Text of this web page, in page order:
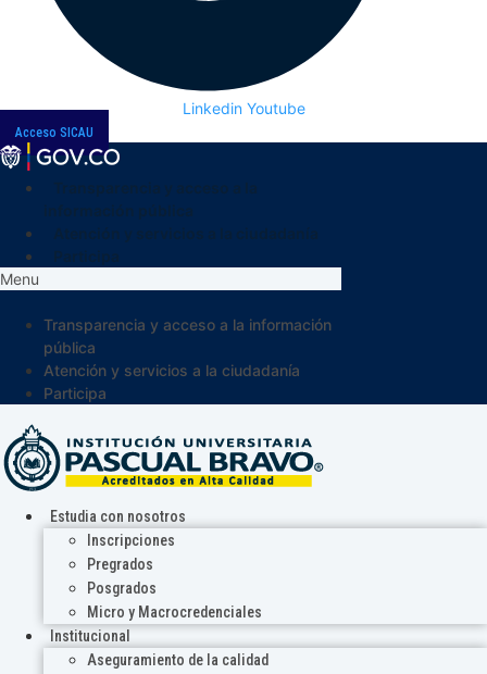
Linkedin Youtube
Acceso SICAU
Menu
Transparencia y acceso a la información
pública
Atención y servicios a la ciudadanía
Participa
Estudia con nosotros
Inscripciones
Pregrados
Posgrados
Micro y Macrocredenciales
Institucional
Aseguramiento de la calidad